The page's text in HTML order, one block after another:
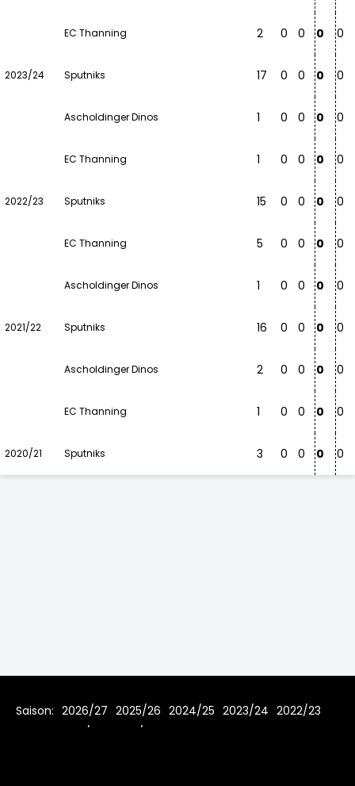
EC Thanning 2 0 0 0 0
2023/24 Sputniks 17 0 0 0 0
Ascholdinger Dinos 1 0 0 0 0
EC Thanning 1 0 0 0 0
2022/23 Sputniks 15 0 0 0 0
EC Thanning 5 0 0 0 0
Ascholdinger Dinos 1 0 0 0 0
2021/22 Sputniks 16 0 0 0 0
Ascholdinger Dinos 2 0 0 0 0
EC Thanning 1 0 0 0 0
2020/21 Sputniks 3 0 0 0 0
Saison: 2026/27 2025/26 2024/25 2023/24 2022/23
2021/22
2020/21